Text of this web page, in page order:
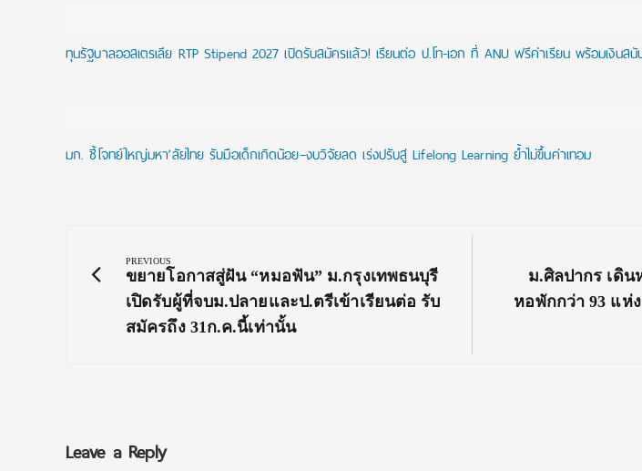
ทุนรัฐบาลออสเตรเลีย RTP Stipend 2027 เปิดรับสมัครแล้ว! เรียนต่อ ป.โท-เอก ที่ ANU ฟรีค่าเรียน พร้อมเงิน
มก. ชี้โจทย์ใหญ่มหา’ลัยไทย รับมือเด็กเกิดน้อย–งบวิจัยลด เร่งปรับสู่ Lifelong Learning ย้ำไม่ขึ้นค่าเทอม
navigation
PREVIOUS
Previous
Post:
ขยายโอกาสสู่ฝัน “หมอฟัน” ม.กรุงเทพธนบุรี
เปิดรับผู้ที่จบม.ปลายและป.ตรีเข้าเรียนต่อ รับ
สมัครถึง 31ก.ค.นี้เท่านั้น
Next
Post:
ม.ศิลปากร เดิ
หอพักกว่า 93 แห่
Leave a Reply